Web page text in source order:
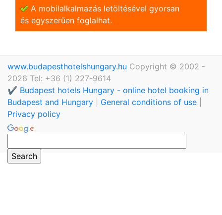
A mobilalkalmazás letöltésével gyorsan
és egyszerũen foglalhat.
www.budapesthotelshungary.hu Copyright © 2002 -
2026 Tel: +36 (1) 227-9614
✔️ Budapest hotels Hungary - online hotel booking in
Budapest and Hungary
General conditions of use
Privacy policy